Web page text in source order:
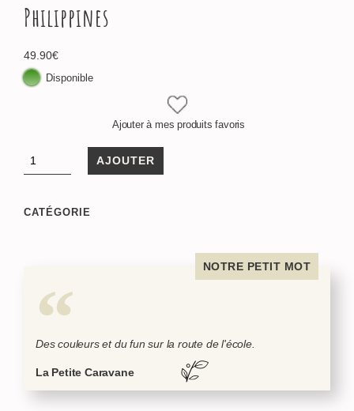
Philippines
49.90€
Disponible
Ajouter à mes produits favoris
AJOUTER
CATÉGORIE
Des couleurs et du fun sur la route de l'école.
La Petite Caravane
NOTRE PETIT MOT